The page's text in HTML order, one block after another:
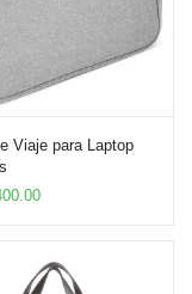
Viaje para Laptop